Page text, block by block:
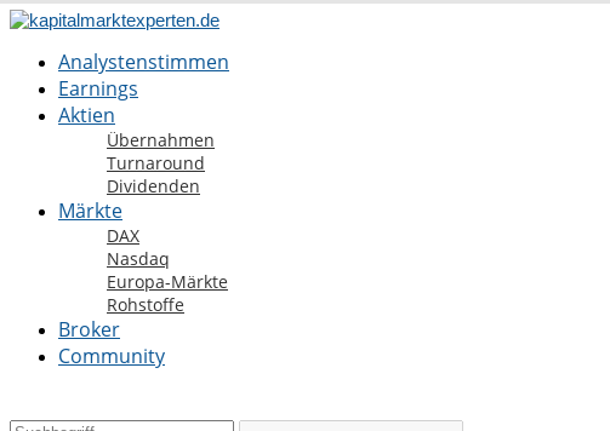
Analystenstimmen
Earnings
Aktien
Übernahmen
Turnaround
Dividenden
Märkte
DAX
Nasdaq
Europa-Märkte
Rohstoffe
Broker
Community